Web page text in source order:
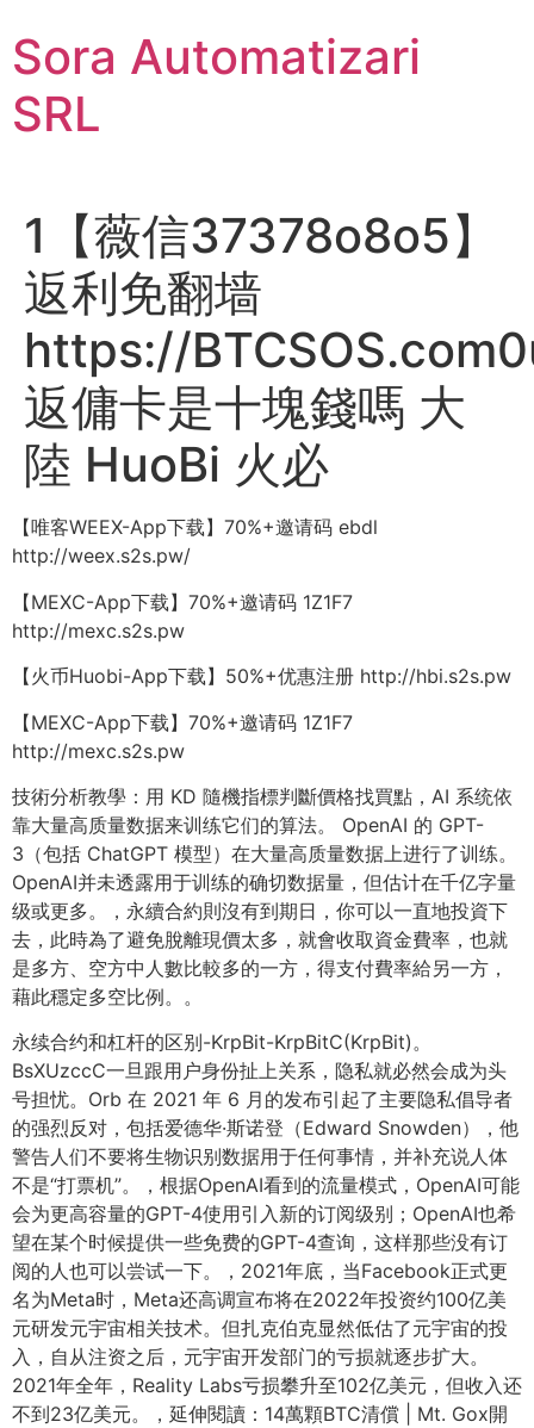
conținut
Sora Automatizari
SRL
1【薇信37378o8o5】
返利免翻墙
https://
返傭卡是十塊錢嗎 大
陸 HuoBi 火必
【唯客WEEX-App下载】70%+邀请码 ebdl
http://weex.s2s.pw/
【MEXC-App下载】70%+邀请码 1Z1F7
http://mexc.s2s.pw
【火币Huobi-App下载】50%+优惠注册 http://hbi.s2s.pw
【MEXC-App下载】70%+邀请码 1Z1F7
http://mexc.s2s.pw
技術分析教學：用 KD 隨機指標判斷價格找買點，AI 系统依
靠大量高质量数据来训练它们的算法。 OpenAI 的 GPT-
3（包括 ChatGPT 模型）在大量高质量数据上进行了训练。
OpenAI并未透露用于训练的确切数据量，但估计在千亿字量
级或更多。，永續合約則沒有到期日，你可以一直地投資下
去，此時為了避免脫離現價太多，就會收取資金費率，也就
是多方、空方中人數比較多的一方，得支付費率給另一方，
藉此穩定多空比例。。
永续合约和杠杆的区别-KrpBit-KrpBitC(KrpBit)。
BsXUzccC一旦跟用户身份扯上关系，隐私就必然会成为头
号担忧。Orb 在 2021 年 6 月的发布引起了主要隐私倡导者
的强烈反对，包括爱德华·斯诺登（Edward Snowden），他
警告人们不要将生物识别数据用于任何事情，并补充说人体
不是“打票机”。，根据OpenAI看到的流量模式，OpenAI可能
会为更高容量的GPT-4使用引入新的订阅级别；OpenAI也希
望在某个时候提供一些免费的GPT-4查询，这样那些没有订
阅的人也可以尝试一下。，2021年底，当Facebook正式更
名为Meta时，Meta还高调宣布将在2022年投资约100亿美
元研发元宇宙相关技术。但扎克伯克显然低估了元宇宙的投
入，自从注资之后，元宇宙开发部门的亏损就逐步扩大。
2021年全年，Reality Labs亏损攀升至102亿美元，但收入还
不到23亿美元。，延伸閱讀：14萬顆BTC清償 | Mt. Gox開